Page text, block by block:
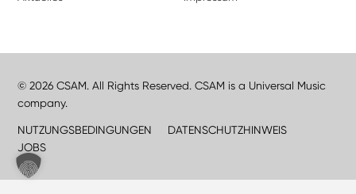
© 2026 CSAM. All Rights Reserved. CSAM is a Universal Music
company.
NUTZUNGSBEDINGUNGEN
DATENSCHUTZHINWEIS
JOBS